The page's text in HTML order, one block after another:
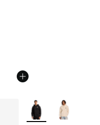
en baisse de € 89,99 à
Plus de couleurs